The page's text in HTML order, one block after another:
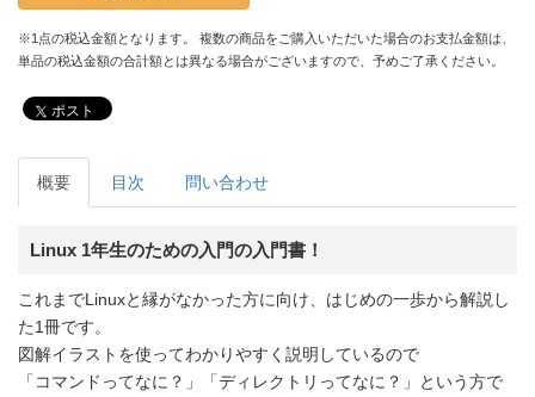
※1点の税込金額となります。 複数の商品をご購入いただいた場合のお支払金額は、
単品の税込金額の合計額とは異なる場合がございますので、予めご了承ください。
ポスト
概要 目次 問い合わせ
Linux 1年生のための入門の入門書！
これまでLinuxと縁がなかった方に向け、はじめの一歩から解説し
た1冊です。
図解イラストを使ってわかりやすく説明しているので
「コマンドってなに？」「ディレクトリってなに？」という方で